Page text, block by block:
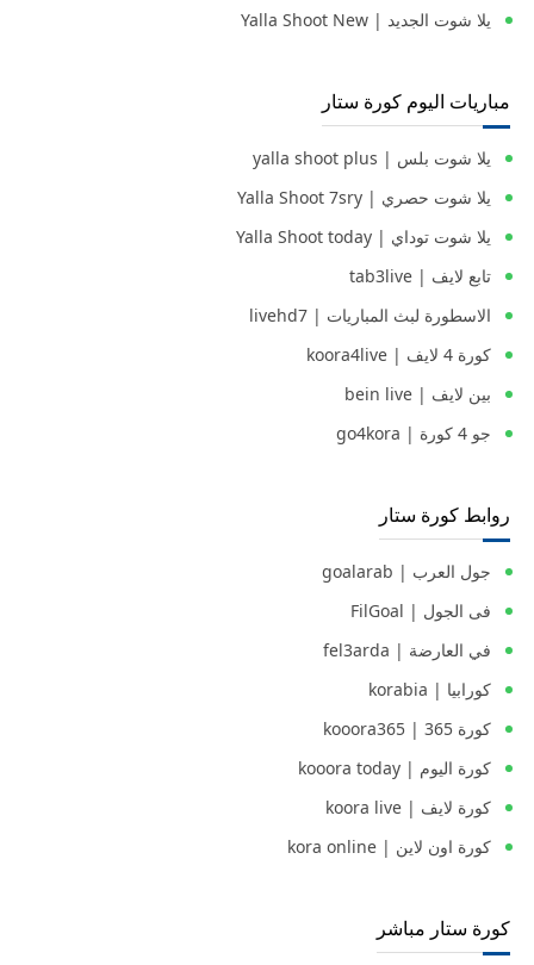
يلا شوت الجديد | Yalla Shoot New
مباريات اليوم كورة ستار
يلا شوت بلس | yalla shoot plus
يلا شوت حصري | Yalla Shoot 7sry
يلا شوت توداي | Yalla Shoot today
تابع لايف | tab3live
الاسطورة لبث المباريات | livehd7
كورة 4 لايف | koora4live
بين لايف | bein live
جو 4 كورة | go4kora
روابط كورة ستار
جول العرب | goalarab
فى الجول | FilGoal
في العارضة | fel3arda
كورابيا | korabia
كورة 365 | kooora365
كورة اليوم | kooora today
كورة لايف | koora live
كورة اون لاين | kora online
كورة ستار مباشر